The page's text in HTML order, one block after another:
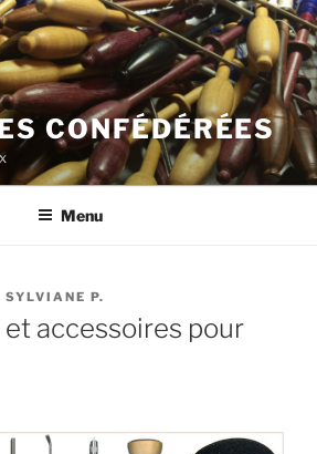
CONFÉDÉRÉES
Menu
SYLVIANE P.
accessoires pour